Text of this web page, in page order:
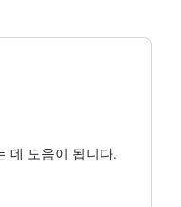
데 도움이 됩니다.